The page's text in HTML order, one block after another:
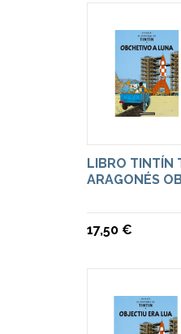
LIBRO TINTÍN
ARAGONÉS
17,50 €